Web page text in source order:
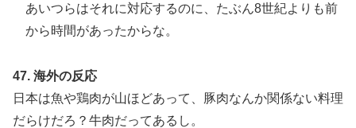
あいつらはそれに対応するのに、たぶん8世紀よりも前
から時間があったからな。
47. 海外の反応
日本は魚や鶏肉が山ほどあって、豚肉なんか関係ない料理
だらけだろ？牛肉だってあるし。